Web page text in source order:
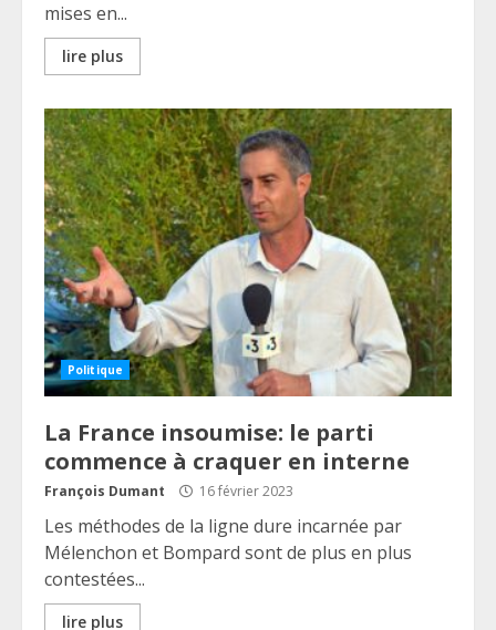
mises en...
lire plus
Politique
La France insoumise: le parti
commence à craquer en interne
François Dumant 16 février 2023
Les méthodes de la ligne dure incarnée par
Mélenchon et Bompard sont de plus en plus
contestées...
lire plus